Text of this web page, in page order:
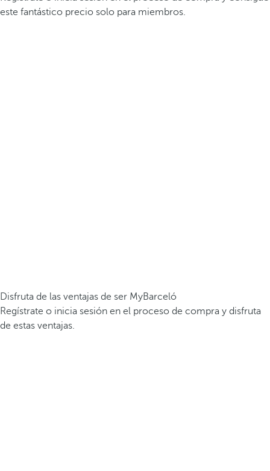
este fantástico precio solo para miembros.
Disfruta de las ventajas de ser MyBarceló
Regístrate o inicia sesión en el proceso de compra y disfruta
de estas ventajas.